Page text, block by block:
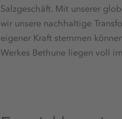
Salzgeschäft. Mit unserer
wir unsere nachhaltige
eigener Kraft stemmen
Werkes Bethune liegen voll